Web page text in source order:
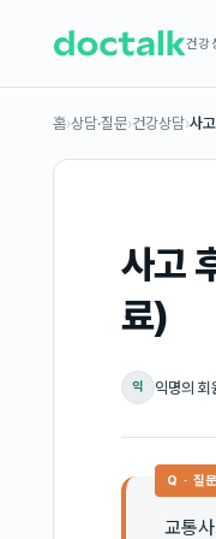
건강
홈›상담·질문›건강상담›사
사고
료)
익 익명의 회
Q · 질문
교통